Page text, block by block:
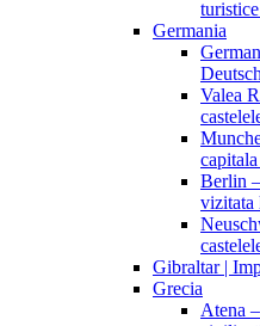
Germania
Valea
Berlin
vizitata
Gibraltar |
Grecia
Atena